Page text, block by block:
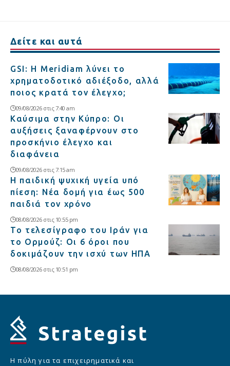
Δείτε και αυτά
GSI: Η Meridiam λύνει το
χρηματοδοτικό αδιέξοδο, αλλά
ποιος κρατά τον έλεγχο;
09/08/2026 στις 7:40 am
Καύσιμα στην Κύπρο: Οι
αυξήσεις ξαναφέρνουν στο
προσκήνιο έλεγχο και
διαφάνεια
09/08/2026 στις 7:15 am
Η παιδική ψυχική υγεία υπό
πίεση: Νέα δομή για έως 500
παιδιά τον χρόνο
08/08/2026 στις 10:55 pm
Το τελεσίγραφο του Ιράν για
το Ορμούζ: Οι 6 όροι που
δοκιμάζουν την ισχύ των ΗΠΑ
08/08/2026 στις 10:51 pm
Η πύλη για τα επιχειρηματικά και